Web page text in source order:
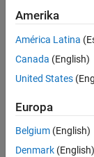
Marketing
Derzeit
es
keine
offenen
Stellen,
Ihren
Amerika
América Latina
Canada (English)
United States
Europa
Belgium (English)
Denmark (English)